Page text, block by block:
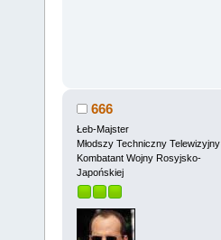
666
Łeb-Majster
Młodszy Techniczny Telewizyjny
Kombatant Wojny Rosyjsko-
Japońskiej